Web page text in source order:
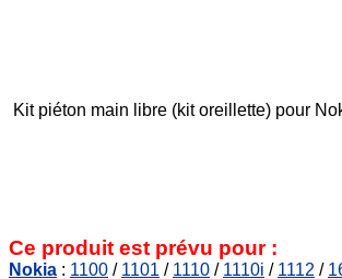
Kit piéton main libre (kit oreillette) pour
Ce produit est prévu pour :
Nokia : 1100 / 1101 / 1110 / 1110i / 1112 /